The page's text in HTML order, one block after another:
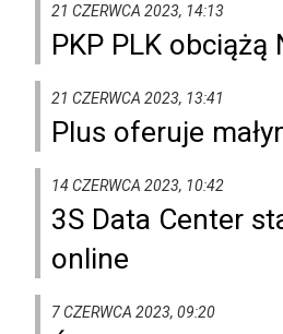
21 CZERWCA 2023, 14:13
PKP PLK obciążą
21 CZERWCA 2023, 13:41
Plus oferuje
14 CZERWCA 2023, 10:42
3S Data Center
online
7 CZERWCA 2023, 09:20